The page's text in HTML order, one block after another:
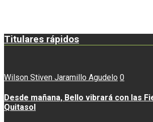
Titulares rápidos
Wilson Stiven Jaramillo Agudelo 0
Desde mañana, Bello vibrará con las
Quitasol